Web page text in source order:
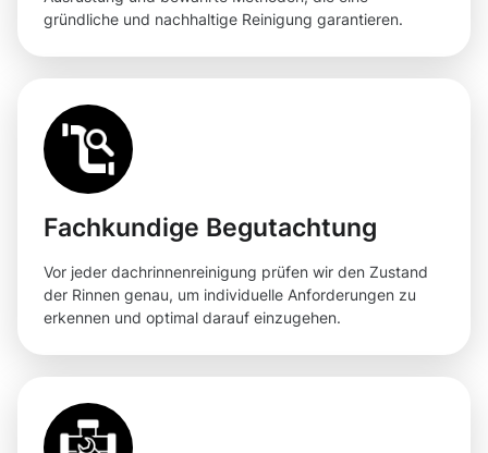
gründliche und nachhaltige Reinigung garantieren.
Fachkundige Begutachtung
Vor jeder dachrinnenreinigung prüfen wir den Zustand
der Rinnen genau, um individuelle Anforderungen zu
erkennen und optimal darauf einzugehen.